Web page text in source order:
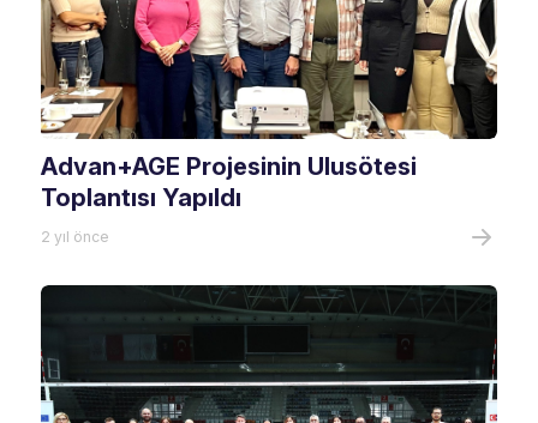
Advan+AGE Projesinin Ulusötesi
Toplantısı Yapıldı
2 yıl önce